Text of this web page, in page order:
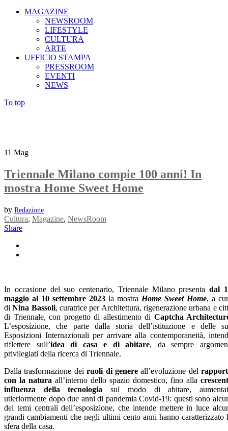
MAGAZINE
NEWSROOM
LIFESTYLE
CULTURA
ARTE
UFFICIO STAMPA
PRESSROOM
EVENTI
NEWS
To top
11 Mag
Triennale Milano compie 100 anni! In
mostra Home Sweet Home
by Redazione
Cultura, Magazine, NewsRoom
Share
In occasione del suo centenario, Triennale Milano presentadal
maggio al 10 settembre 2023 la mostra Home Sweet Home, a
di Nina Bassoli, curatrice per Architettura, rigenerazione urbana e
di Triennale, con progetto di allestimento di Captcha
L’esposizione, che parte dalla storia dell’istituzione e delle
Esposizioni Internazionali per arrivare alla contemporaneità,
riflettere sull’idea di casa e di abitare, da sempre
privilegiati della ricerca di Triennale.
Dalla trasformazione deiruoli di genereall’evoluzione del
con la natura all’interno dello spazio domestico, fino alla
influenza della tecnologiasul modo di abitare,
utleriormente dopo due anni di pandemia Covid-19: questi sono
dei temi centrali dell’esposizione, che intende mettere in luce
grandi cambiamenti che negli ultimi cento anni hanno caratterizzato
sfera della casa.